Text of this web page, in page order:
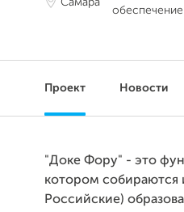
обеспечение
Проект Новости
"Доке Фору" - это
котором собираются
Российские)